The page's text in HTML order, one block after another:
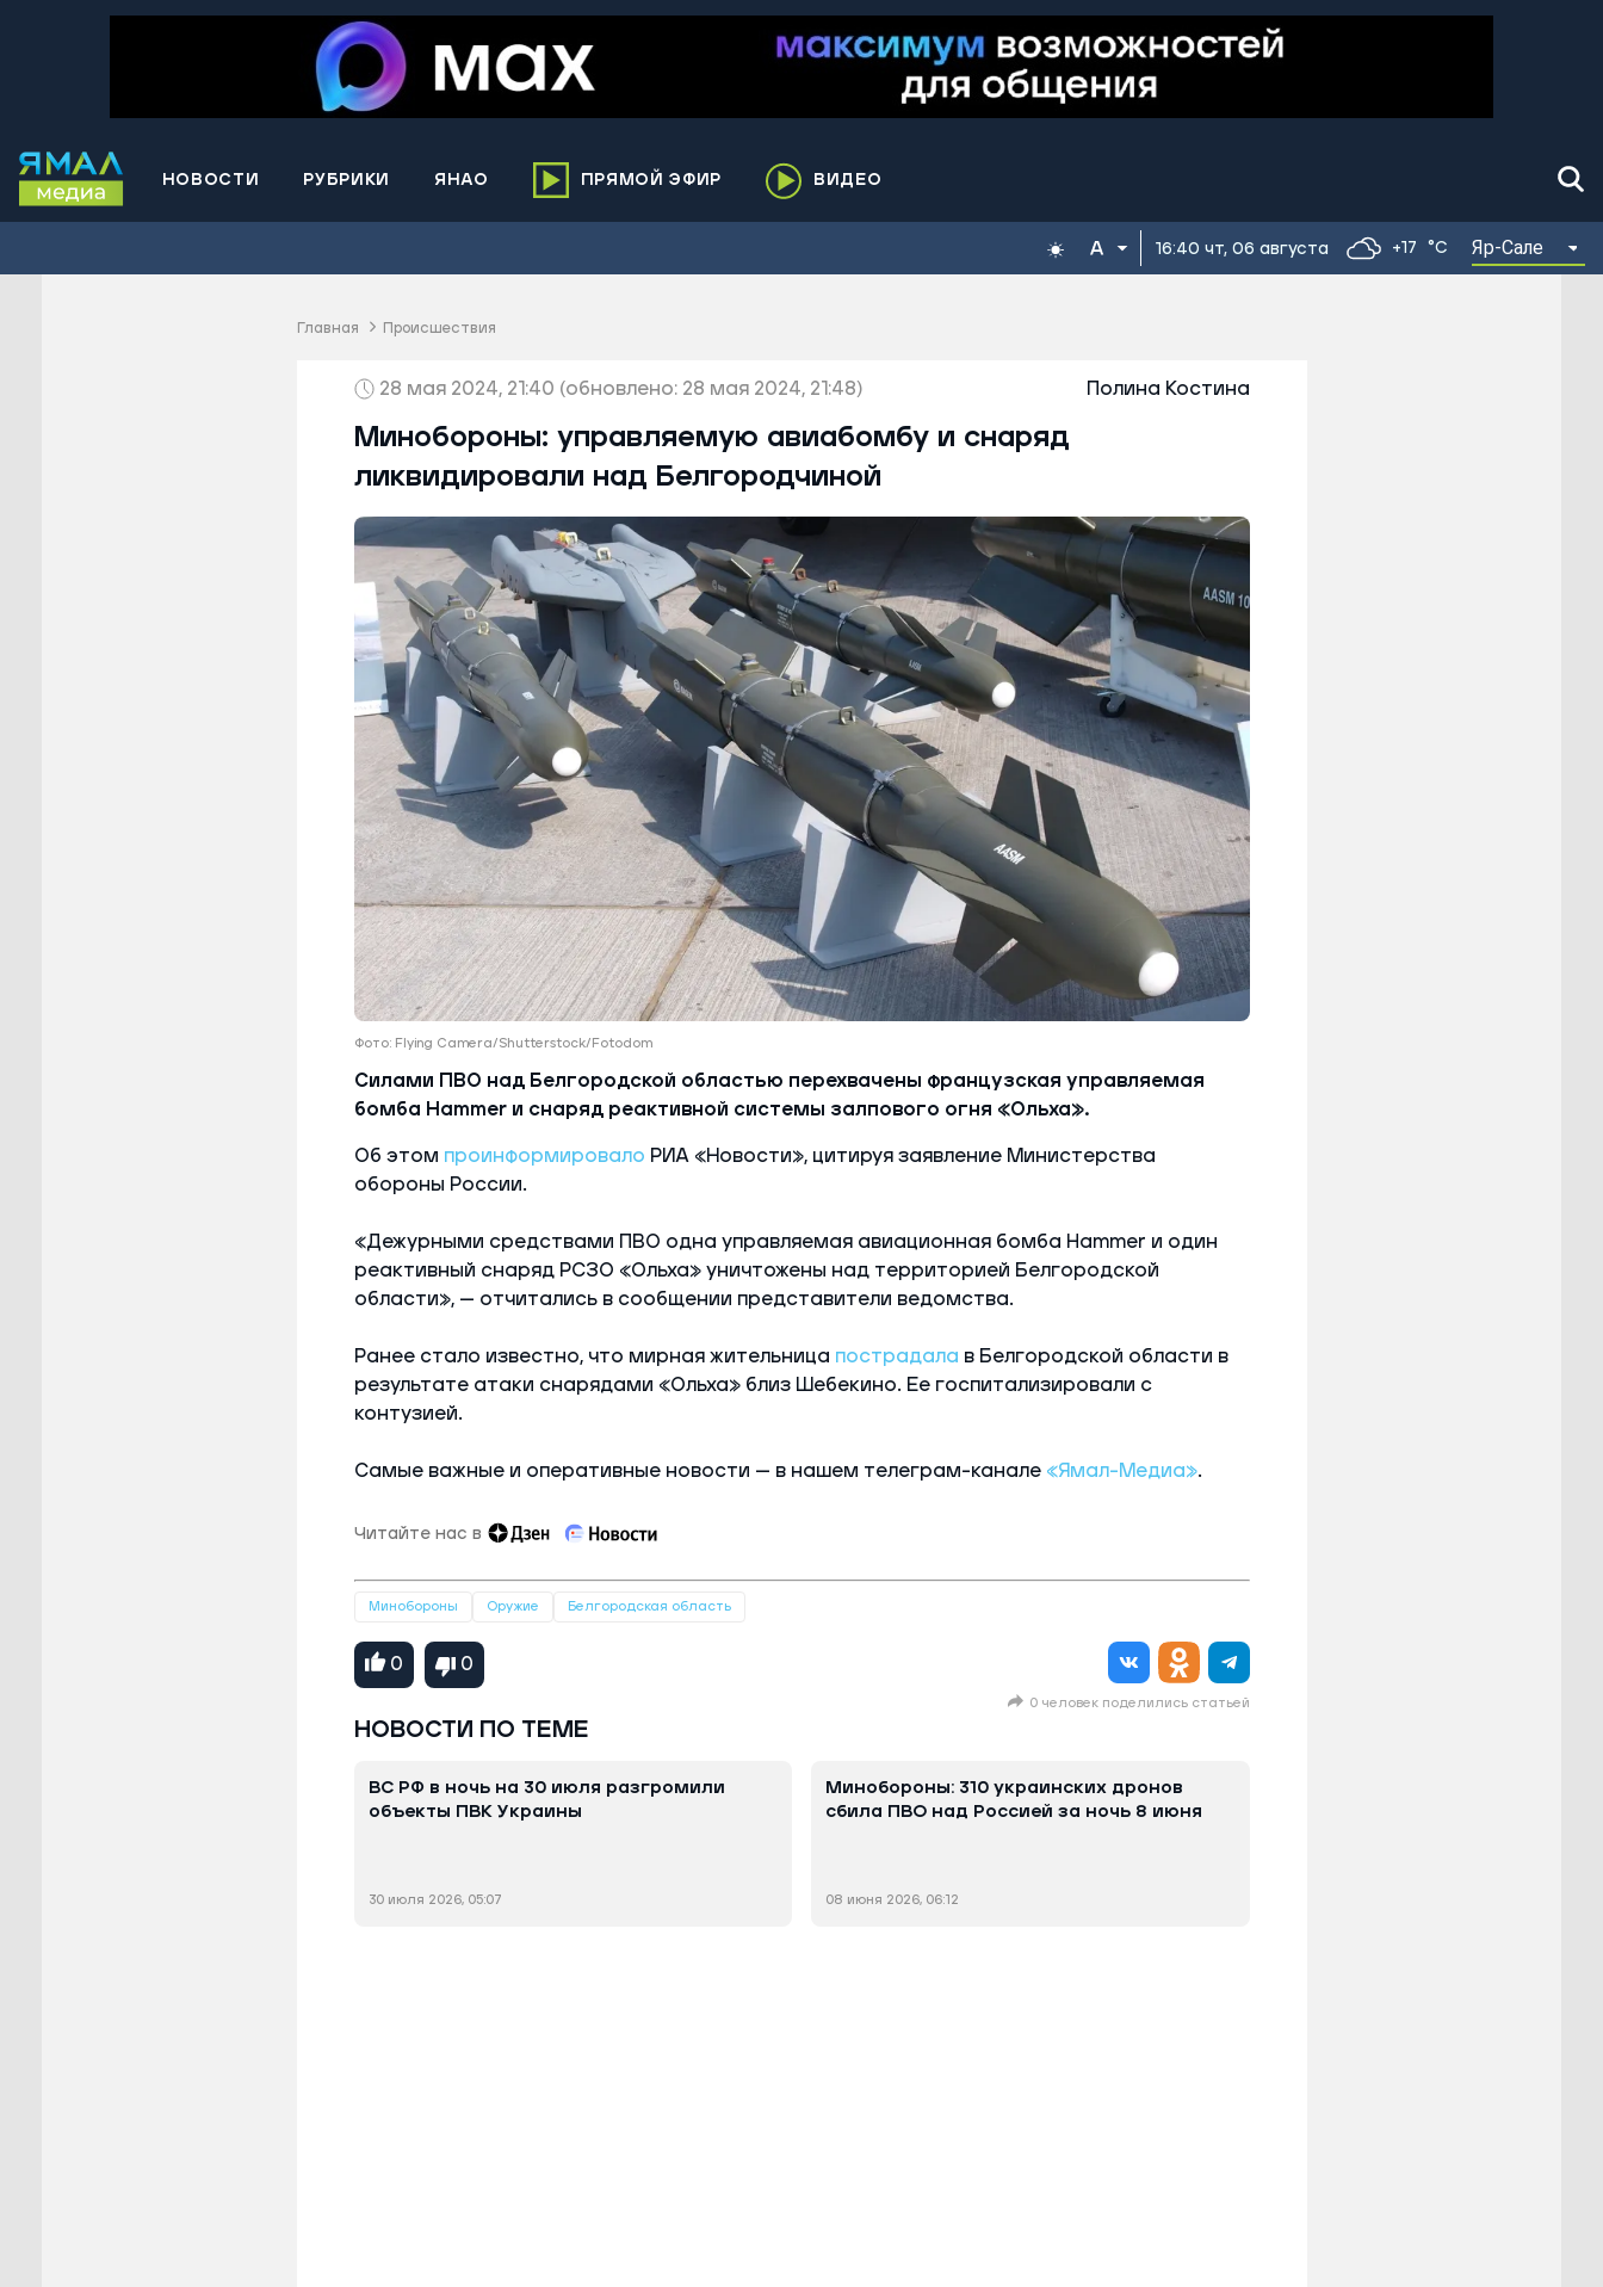
НОВОСТИ РУБРИКИ ЯНАО
район
Муравленко
Ноябрьск
Приуральский район
Пуровский район
Салехард
Тарко-Сале
Тазовский район
Шурышкарский район
Ямальский район
ПРЯМОЙ ЭФИР ВИДЕО
16:40 чт, 06 августа +17 °C Яр-Сале
Главная Происшествия
28 мая 2024, 21:40 (обновлено: 28 мая 2024, 21:48) Полина Костина
Минобороны: управляемую авиабомбу и снаряд
ликвидировали над Белгородчиной
Фото: Flying Camera/Shutterstock/Fotodom
Силами ПВО над Белгородской областью перехвачены французская управляемая
бомба Hammer и снаряд реактивной системы залпового огня «Ольха».
Об этом проинформировало РИА «Новости», цитируя заявление Министерства
обороны России.
«Дежурными средствами ПВО одна управляемая авиационная бомба Hammer и один
реактивный снаряд РСЗО «Ольха» уничтожены над территорией Белгородской
области», — отчитались в сообщении представители ведомства.
Ранее стало известно, что мирная жительница пострадала в Белгородской области в
результате атаки снарядами «Ольха» близ Шебекино. Ее госпитализировали с
контузией.
Самые важные и оперативные новости — в нашем телеграм-канале «Ямал-Медиа».
Читайте нас в
Минобороны Оружие Белгородская область
0 0
0 человек поделились статьей
НОВОСТИ ПО ТЕМЕ
ВС РФ в ночь на 30 июля разгромили
объекты ПВК Украины
30 июля 2026, 05:07
Минобороны: 310 украинских дронов
сбила ПВО над Россией за ночь 8 июня
08 июня 2026, 06:12